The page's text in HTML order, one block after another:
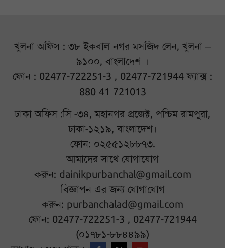
খুলনা অফিস : ৩৮ ইকবাল নগর মসজিদ লেন, খুলনা –
৯১০০, বাংলাদেশ ।
ফোন : 02477-722251-3 , 02477-721944 ফ্যাক্স :
880 41 721013
ঢাকা অফিস :সি -৩৪, মহানগর প্রজেক্ট, পশ্চিম রামপুরা,
ঢাকা-১২১৯, বাংলাদেশ।
ফোন: ০২৫৫১২৮৮৭৩.
আমাদের সাথে যোগাযোগ
করুন: dainikpurbanchal@gmail.com
বিজ্ঞাপন এর জন্য যোগাযোগ
করুন: purbanchalad@gmail.com
ফোন: 02477-722251-3 , 02477-721944
(০১৭৮১-৮৮৪৪৯৯)